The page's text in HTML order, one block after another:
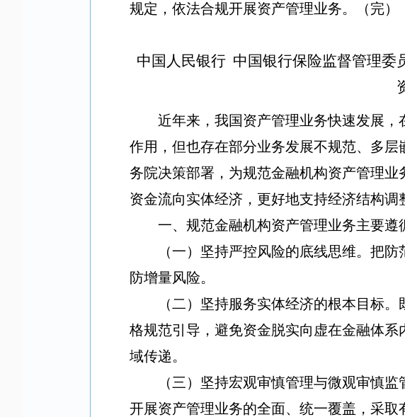
规定，依法合规开展资产管理业务。（完）
中国人民银行 中国银行保险监督管理委
近年来，我国资产管理业务快速发展
作用，但也存在部分业务发展不规范、多
务院决策部署，为规范金融机构资产管理
资金流向实体经济，更好地支持经济结构
一、规范金融机构资产管理业务主要遵
（一）坚持严控风险的底线思维。把
防增量风险。
（二）坚持服务实体经济的根本目标
格规范引导，避免资金脱实向虚在金融体
域传递。
（三）坚持宏观审慎管理与微观审慎
开展资产管理业务的全面、统一覆盖，采取